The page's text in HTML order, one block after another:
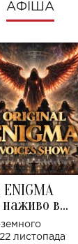
АФІША
в
концерт
листопада